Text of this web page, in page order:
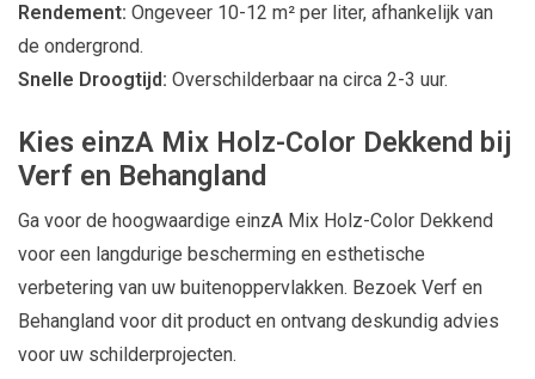
Rendement: Ongeveer 10-12 m² per liter, afhankelijk van
de ondergrond.
Snelle Droogtijd: Overschilderbaar na circa 2-3 uur.
Kies einzA Mix Holz-Color Dekkend bij
Verf en Behangland
Ga voor de hoogwaardige einzA Mix Holz-Color Dekkend
voor een langdurige bescherming en esthetische
verbetering van uw buitenoppervlakken. Bezoek Verf en
Behangland voor dit product en ontvang deskundig advies
voor uw schilderprojecten.